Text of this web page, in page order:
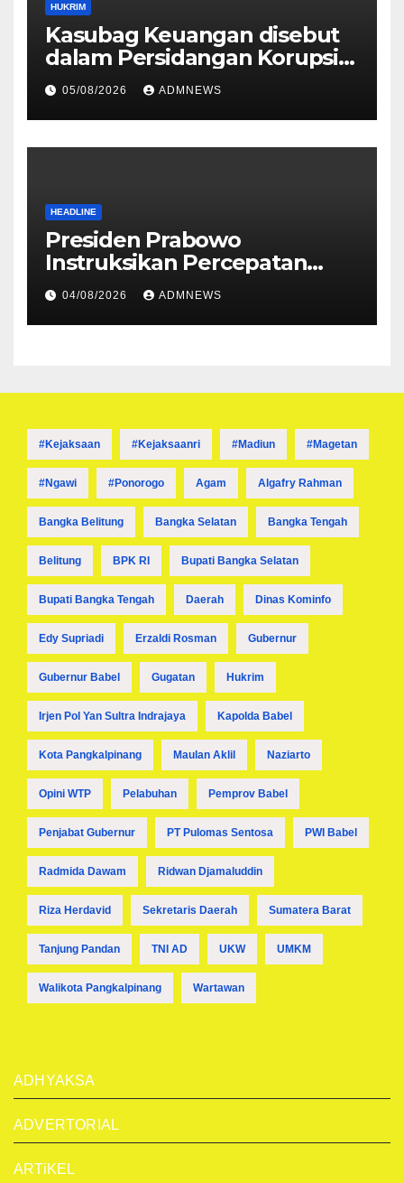
HUKRIM
Kasubag Keuangan disebut
dalam Persidangan Korupsi
Dana BOK
05/08/2026 ADMNEWS
HEADLINE
Presiden Prabowo
Instruksikan Percepatan
Penanganan Penyelesaian
Pemadamam Listrik di
Sejumlah Wilayah
04/08/2026 ADMNEWS
#kejaksaan #kejaksaanri #madiun #magetan
#ngawi #ponorogo Agam Algafry Rahman
Bangka Belitung Bangka Selatan Bangka Tengah
Belitung BPK RI Bupati Bangka Selatan
Bupati Bangka Tengah Daerah Dinas Kominfo
Edy Supriadi Erzaldi Rosman Gubernur
Gubernur Babel Gugatan Hukrim
Irjen Pol Yan Sultra Indrajaya Kapolda Babel
Kota Pangkalpinang Maulan Aklil Naziarto
Opini WTP Pelabuhan Pemprov Babel
Penjabat Gubernur PT Pulomas Sentosa PWI Babel
Radmida Dawam Ridwan Djamaluddin
Riza Herdavid Sekretaris Daerah Sumatera Barat
Tanjung Pandan TNI AD UKW UMKM
Walikota Pangkalpinang Wartawan
ADHYAKSA
ADVERTORIAL
ARTiKEL